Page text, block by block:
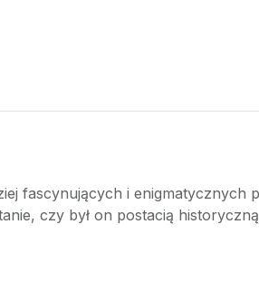
fascynujących i enigmatycznych
czy był on postacią